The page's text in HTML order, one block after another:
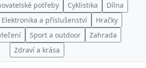
potřeby Cyklistika
Dílna
Elektronika a příslušenství
Hračky
Sport a outdoor
Zahrada
Zdraví a krása